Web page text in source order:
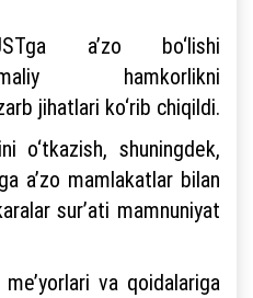
a’zo bo‘lishi
hamkorlikni
jihatlari ko‘rib chiqildi.
o‘tkazish, shuningdek,
a’zo mamlakatlar bilan
sur’ati mamnuniyat
va qoidalariga